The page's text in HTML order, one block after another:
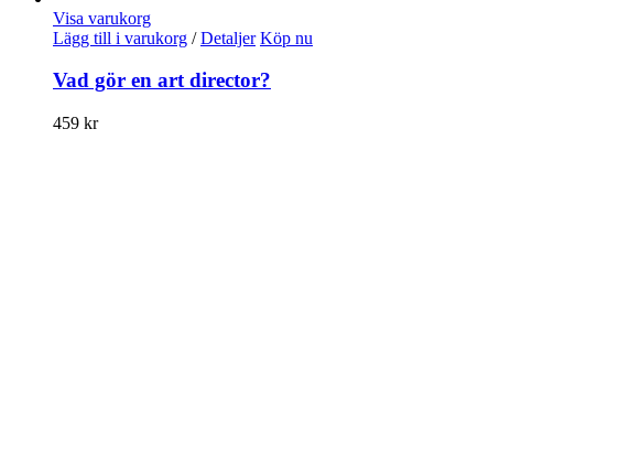
Visa varukorg
Lägg till i varukorg / Detaljer Köp nu
Vad gör en art director?
459 kr